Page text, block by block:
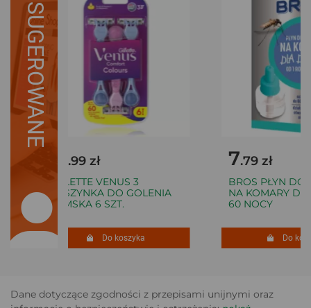
SUGEROWANE
.99 zł
GILLETTE VENUS 3
MASZYNKA DO GOLENIA
DAMSKA 6 SZT.
Do koszyka
7.79 zł
BROS PŁYN DO
NA KOMARY DLA
60 NOCY
Do
Dane dotyczące zgodności z przepisami unijnymi oraz